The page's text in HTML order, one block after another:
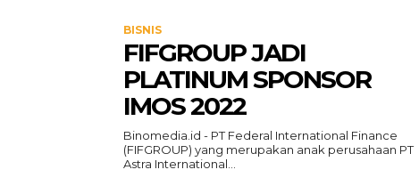
BISNIS
FIFGROUP JADI
PLATINUM SPONSOR
IMOS 2022
Binomedia.id - PT Federal International Finance
(FIFGROUP) yang merupakan anak perusahaan PT
Astra International...